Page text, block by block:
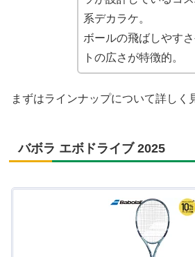
系デカラケ。
ボールの飛ばしやす
トの広さが特徴的。
まずはラインナップについて詳しく
バボラ エボドライブ 2025